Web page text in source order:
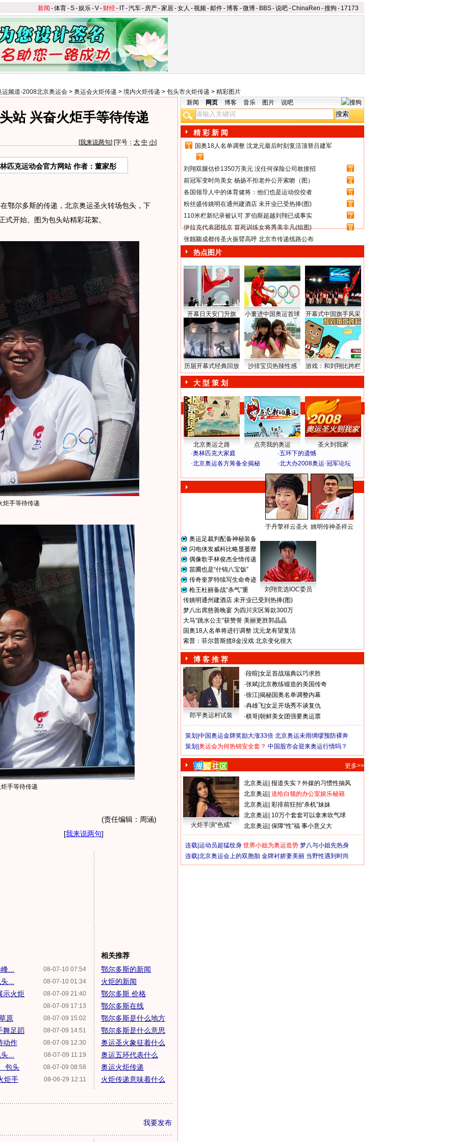
新闻 -体育-S-娱乐-V- 财经- IT-汽车- 房产-家居-女人 -视频-邮件-博客-微博- BBS-说吧-ChinaRen -搜狗 - 17173
运频道-2008北京奥运会 > 奥运会火炬传递 > 境内火炬传递 > 包头市火炬传递 > 精彩图片
站 兴奋火炬手等待传递
[我来说两句] [字号： 大 中 小]
匹克运动会官方网站 作者：董家彤
尔多斯的传递，北京奥运圣火转场包头，下
式开始。图为包头站精彩花絮。
炬手等待传递
手等待传递
(责任编辑：周涵)
[我来说两句]
08-07-10 07:54
...
08-07-10 01:34
...
08-07-09 21:40
示火炬
08-07-09 17:13
08-07-09 15:02
原
08-07-09 14:51
舞足蹈
08-07-09 12:30
动作
08-07-09 11:19
...
08-07-09 08:58
包头
08-06-29 12:11
炬手
相关推荐
鄂尔多斯的新闻
火炬的新闻
鄂尔多斯 价格
鄂尔多斯在线
鄂尔多斯是什么地方
鄂尔多斯是什么意思
奥运圣火象征着什么
奥运五环代表什么
奥运火炬传递
火炬传递意味着什么
我要发布
新闻 网页 博客 音乐 图片 说吧
精 彩 新 闻
1
国奥18人名单调整 沈龙元最后时刻复活顶替吕建军
2
刘翔双腿估价1350万美元 没任何保险公司敢接招
3
前冠军变时尚美女 杨扬不拒老外公开索吻（图）
4
各国领导人中的体育健将：他们也是运动佼佼者
5
粉丝盛传姚明在通州建酒店 未开业已受热捧(图)
6
110米栏新纪录被认可 罗伯斯超越刘翔已成事实
7
伊拉克代表团抵京 冒死训练女将秀美非凡(组图)
8
张靓颖成都传圣火振臂高呼 北京市传递线路公布
热点图片
开幕日天安门升旗 小董进中国奥运首球 开幕式中国旗手风采
历届开幕式经典回放 沙排宝贝热辣性感 游戏：和刘翔比跨栏
大 型 策 划
北京奥运之路 点亮我的奥运
圣火到我家
·奥林匹克大家庭 ·五环下的遗憾
·北京奥运各方筹备全揭秘 ·北大办2008奥运·冠军论坛
于丹擎祥云圣火 姚明传神圣祥云
奥运足裁判配备神秘装备
闪电侠发威科比略显萎靡
偶像歌手林俊杰全情传递
苗圃也是“什锦八宝饭”
传奇奎罗特续写生命奇迹
枪王杜丽备战“杀气”重
刘翔竞选IOC委员
传姚明通州建酒店 未开业已受到热捧(图)
梦八出席慈善晚宴 为四川灾区筹款300万
大马“跳水公主”获赞誉 美丽更胜郭晶晶
国奥18人名单将进行调整 沈元龙有望复活
索普：菲尔普斯揽8金没戏 北京变化很大
博 客 推 荐
郎平奥运村试装
·段暄 女足首战瑞典以巧求胜
·张斌 北京教练锻造的美国传奇
·徐江 揭秘国奥名单调整内幕
·冉雄飞 女足开场秀不谈复仇
·棋哥 朝鲜美女团强要奥运票
策划| 中国奥运金牌奖励大涨33倍 北京奥运未雨绸缪预防裸奔
策划| 奥运会为何热销安全套？ 中国股市会迎来奥运行情吗？
更多>>
火炬手演“色戒”
北京奥运 报道失实？外媒的习惯性抽风
北京奥运 送给白领的办公室娱乐秘籍
北京奥运 彩排前狂拍“杀机”妹妹
北京奥运 10万个套套可以拿来吹气球
北京奥运 保障“性”福 事小意义大
连载| 运动员超猛纹身 世界小姐为奥运造势 梦八与小姐先热身
连载| 北京奥运会上的双胞胎 金牌衬娇妻美丽 当野性遇到时尚